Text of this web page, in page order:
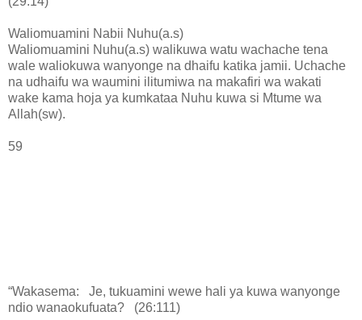
Waliomuamini Nabii Nuhu(a.s)
Waliomuamini Nuhu(a.s) walikuwa watu wachache tena
wale waliokuwa wanyonge na dhaifu katika jamii. Uchache
na udhaifu wa waumini ilitumiwa na makafiri wa wakati
wake kama hoja ya kumkataa Nuhu kuwa si Mtume wa
Allah(sw).
59
“Wakasema: Je, tukuamini wewe hali ya kuwa wanyonge
ndio wanaokufuata? (26:111)